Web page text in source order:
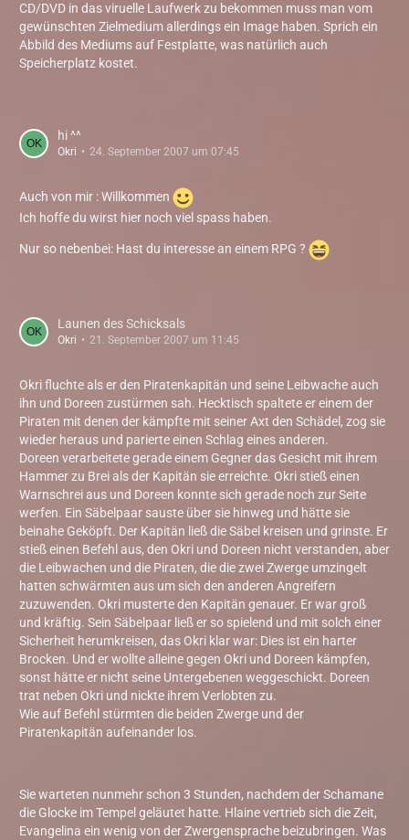
CD/DVD in das viruelle Laufwerk zu bekommen muss man vom
gewünschten Zielmedium allerdings ein Image haben. Sprich ein
Abbild des Mediums auf Festplatte, was natürlich auch
Speicherplatz kostet.
hi ^^
Okri 24. September 2007 um 07:45
Auch von mir : Willkommen
Ich hoffe du wirst hier noch viel spass haben.
Nur so nebenbei: Hast du interesse an einem RPG ?
Launen des Schicksals
Okri 21. September 2007 um 11:45
Okri fluchte als er den Piratenkapitän und seine Leibwache auch
ihn und Doreen zustürmen sah. Hecktisch spaltete er einem der
Piraten mit denen der kämpfte mit seiner Axt den Schädel, zog sie
wieder heraus und parierte einen Schlag eines anderen.
Doreen verarbeitete gerade einem Gegner das Gesicht mit ihrem
Hammer zu Brei als der Kapitän sie erreichte. Okri stieß einen
Warnschrei aus und Doreen konnte sich gerade noch zur Seite
werfen. Ein Säbelpaar sauste über sie hinweg und hätte sie
beinahe Geköpft. Der Kapitän ließ die Säbel kreisen und grinste. Er
stieß einen Befehl aus, den Okri und Doreen nicht verstanden, aber
die Leibwachen und die Piraten, die die zwei Zwerge umzingelt
hatten schwärmten aus um sich den anderen Angreifern
zuzuwenden. Okri musterte den Kapitän genauer. Er war groß
und kräftig. Sein Säbelpaar ließ er so spielend und mit solch einer
Sicherheit herumkreisen, das Okri klar war: Dies ist ein harter
Brocken. Und er wollte alleine gegen Okri und Doreen kämpfen,
sonst hätte er nicht seine Untergebenen weggeschickt. Doreen
trat neben Okri und nickte ihrem Verlobten zu.
Wie auf Befehl stürmten die beiden Zwerge und der
Piratenkapitän aufeinander los.
Sie warteten nunmehr schon 3 Stunden, nachdem der Schamane
die Glocke im Tempel geläutet hatte. Hlaine vertrieb sich die Zeit,
Evangelina ein wenig von der Zwergensprache beizubringen. Was